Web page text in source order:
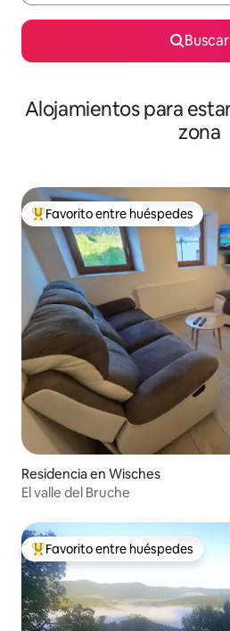
Buscar
Alojamientos para
zona
De los mejores en Favorito entre
Favorito entre huéspedes
Residencia en Wisches
El valle del Bruche
De los mejores en Favorito entre
Favorito entre huéspedes